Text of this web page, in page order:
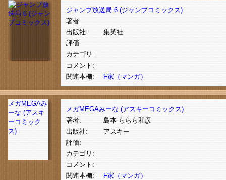
ジャンプ放送局 6 (ジャンプコミックス)
著者:
出版社:
集英社
評価:
カテゴリ:
コメント:
関連本棚:
F家（マンガ）
メガMEGAみ
ーな (アスキ
ーコミック
ス)
メガMEGAみーな (アスキーコミックス)
著者:
島本 ららら和彦
出版社:
アスキー
評価:
カテゴリ:
コメント:
関連本棚:
F家（マンガ）